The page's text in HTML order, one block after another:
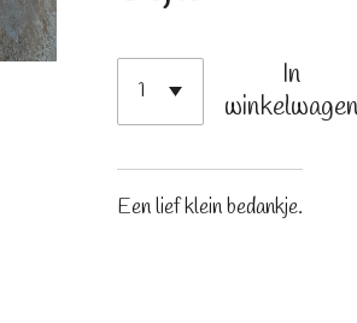
In
Een lief klein bedankje.